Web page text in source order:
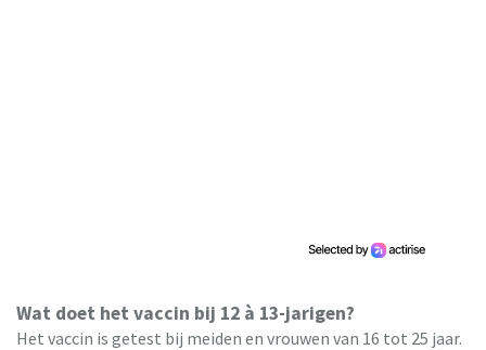
Wat doet het vaccin bij 12 à 13-jarigen?
Het vaccin is getest bij meiden en vrouwen van 16 tot 25 jaar.